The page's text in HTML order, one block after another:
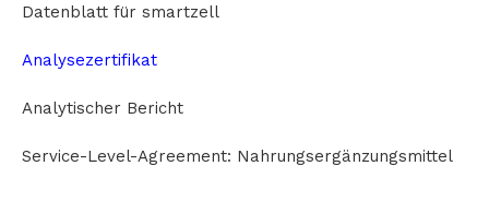
Datenblatt für smartzell
Analysezertifikat
Analytischer Bericht
Service-Level-Agreement: Nahrungsergänzungsmittel